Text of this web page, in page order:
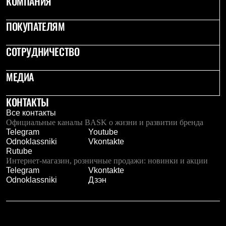
Уход за обувью
Аксессуары
Шапки
Балаклавы и маски
Повязки
Панамы
Перчатки и рукавицы
Перчатки
Рукавицы
Носки
Полезные аксессуары
Брелки
Ремни
Шевроны
Опушки
Уход за одеждой
ПОКУПАТЕЛЯМ
СОТРУДНИЧЕСТВО
МЕДИА
КОНТАКТЫ
Все контакты
Официальные каналы BASK о жизни и развитии бренда
Telegram
Youtube
Odnoklassniki
Vkontakte
Rutube
Интернет-магазин, розничные продажи: новинки и акции
Telegram
Vkontakte
Odnoklassniki
Дзэн